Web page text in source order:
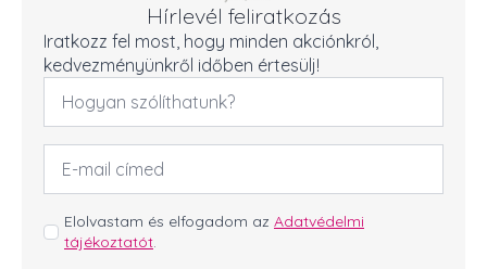
Hírlevél feliratkozás
Iratkozz fel most, hogy minden akciónkról,
kedvezményünkről időben értesülj!
Név
Email
cím
GDPR
*
Elolvastam és elfogadom az Adatvédelmi
tájékoztatót